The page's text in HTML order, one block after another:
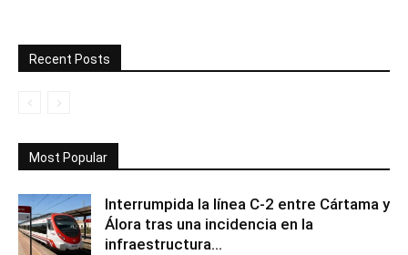
Recent Posts
Most Popular
Interrumpida la línea C-2 entre Cártama y
Álora tras una incidencia en la
infraestructura...